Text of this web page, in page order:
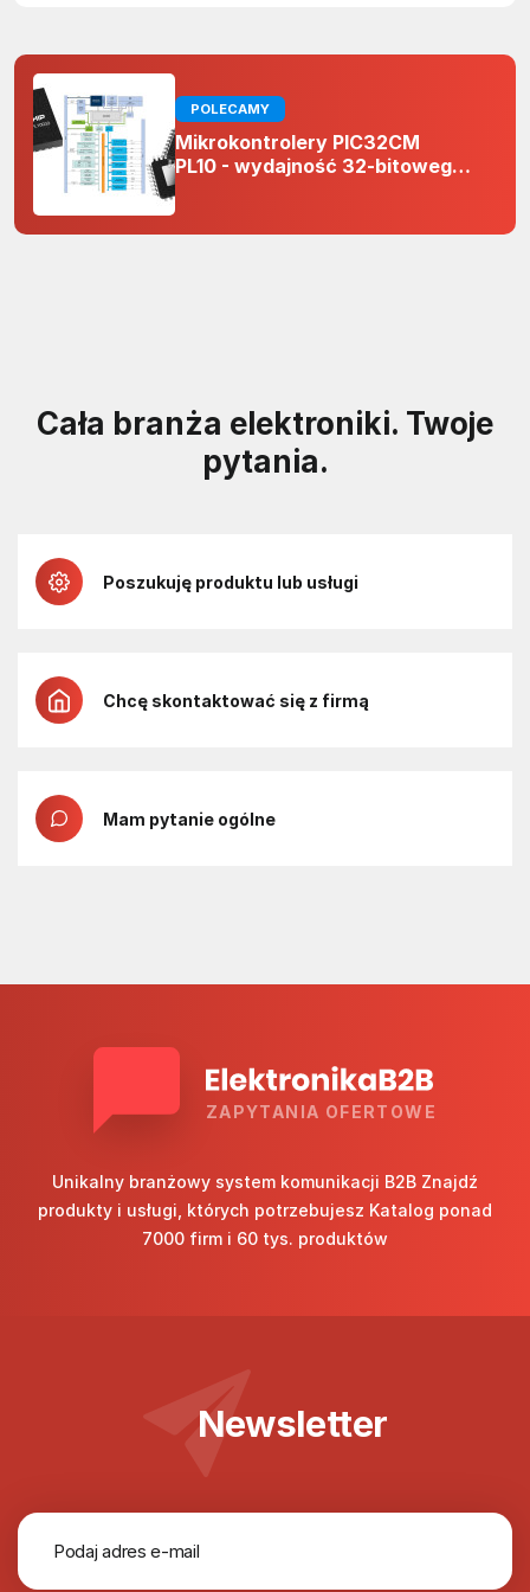
POLECAMY
Mikrokontrolery PIC32CM
PL10 - wydajność 32-bitowego
projektach 5 V
Cała branża elektroniki. Twoje
pytania.
Poszukuję produktu lub usługi
Chcę skontaktować się z firmą
Mam pytanie ogólne
ZAPYTANIA OFERTOWE
Unikalny branżowy system komunikacji B2B Znajdź
produkty i usługi, których potrzebujesz Katalog ponad
7000 firm i 60 tys. produktów
Newsletter